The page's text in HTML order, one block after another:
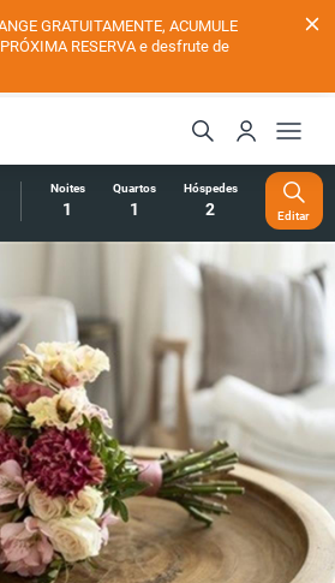
GRATUITAMENTE, ACUMULE
RESERVA e desfrute de
Noites
1
Quartos
1
Hóspedes
2 Editar